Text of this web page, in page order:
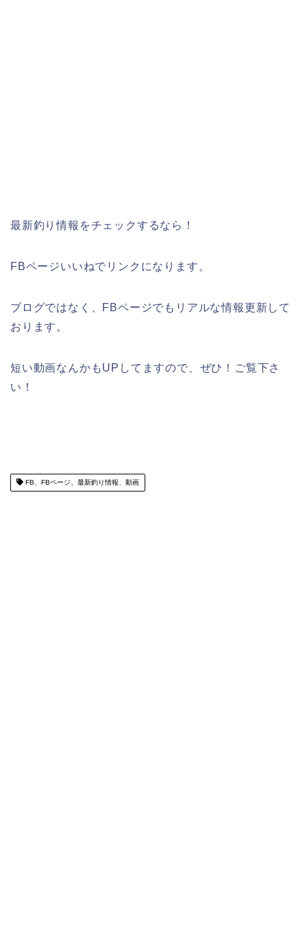
最新釣り情報をチェックするなら！
FBページいいねでリンクになります。
ブログではなく、FBページでもリアルな情報更新して
おります。
短い動画なんかもUPしてますので、ぜひ！ご覧下さ
い！
FB、FBページ、最新釣り情報、動画